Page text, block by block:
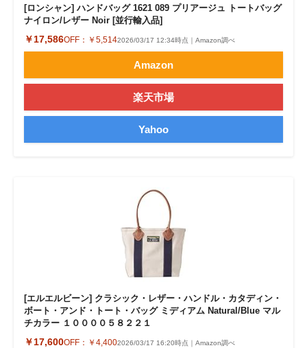
[ロンシャン] ハンドバッグ 1621 089 プリアージュ トートバッグ
ナイロン/レザー Noir [並行輸入品]
￥17,586OFF： ￥5,5142026/03/17 12:34時点｜Amazon調べ
Amazon
楽天市場
Yahoo
[エルエルビーン] クラシック・レザー・ハンドル・カタディン・
ボート・アンド・トート・バッグ ミディアム Natural/Blue マル
チカラー １００００５８２２１
￥17,600OFF： ￥4,4002026/03/17 16:20時点｜Amazon調べ